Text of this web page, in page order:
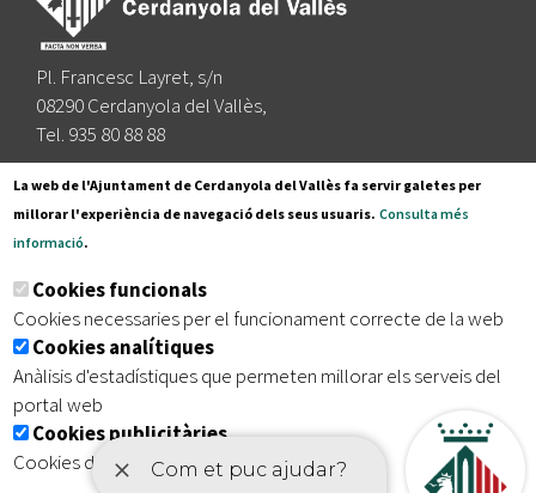
Pl. Francesc Layret, s/n
08290 Cerdanyola del Vallès,
Tel. 935 80 88 88
Segueix-nos a:
Subscriu-te al nostre butlletí
Inici | Avís legal | Protecció de dades
| Accessibilitat
La web de l'Ajuntament de Cerdanyola del Vallès fa servir galetes per
millorar l'experiència de navegació dels seus usuaris. Consulta més
informació.
Cookies funcionals
Cookies necessaries per el funcionament correcte de la web
Cookies analítiques
Anàlisis d'estadístiques que permeten millorar els serveis del
portal web
Cookies publicitàries
Cookies de tercers amb finalitat publicitària